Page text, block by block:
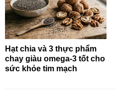
Hạt chia và 3 thực phẩm
chay giàu omega-3 tốt cho
sức khỏe tim mạch